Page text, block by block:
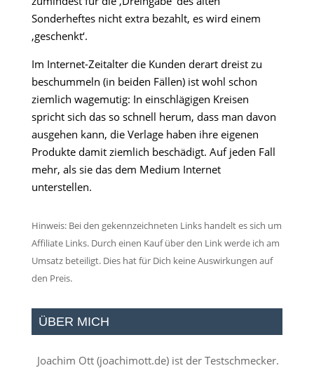
Sonderheftes nicht extra bezahlt, es wird einem
‚geschenkt‘.
Im Internet-Zeitalter die Kunden derart dreist zu
beschummeln (in beiden Fällen) ist wohl schon
ziemlich wagemutig: In einschlägigen Kreisen
spricht sich das so schnell herum, dass man davon
ausgehen kann, die Verlage haben ihre eigenen
Produkte damit ziemlich beschädigt. Auf jeden Fall
mehr, als sie das dem Medium Internet
unterstellen.
Hinweis: Bei den gekennzeichneten Links handelt es sich um
Affiliate Links. Durch einen Kauf über den Link werde ich am
Umsatz beteiligt. Dies hat für Dich keine Auswirkungen auf
den Preis.
ÜBER MICH
Joachim Ott (joachimott.de) ist der Testschmecker.